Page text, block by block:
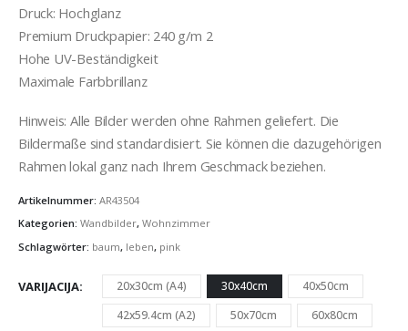
Druck: Hochglanz
Premium Druckpapier: 240 g/m 2
Hohe UV-Beständigkeit
Maximale Farbbrillanz
Hinweis: Alle Bilder werden ohne Rahmen geliefert. Die
Bildermaße sind standardisiert. Sie können die dazugehörigen
Rahmen lokal ganz nach Ihrem Geschmack beziehen.
Artikelnummer: AR43504
Kategorien: Wandbilder, Wohnzimmer
Schlagwörter: baum, leben, pink
VARIJACIJA 20x30cm (A4) 30x40cm
40x50cm
42x59.4cm (A2)
50x70cm
60x80cm